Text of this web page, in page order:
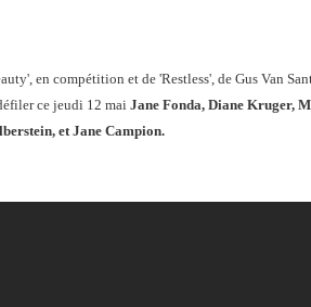
en compétition et de 'Restless', de Gus Van
ce jeudi 12 mai Jane Fonda, Diane Kruger,
et Jane Campion.